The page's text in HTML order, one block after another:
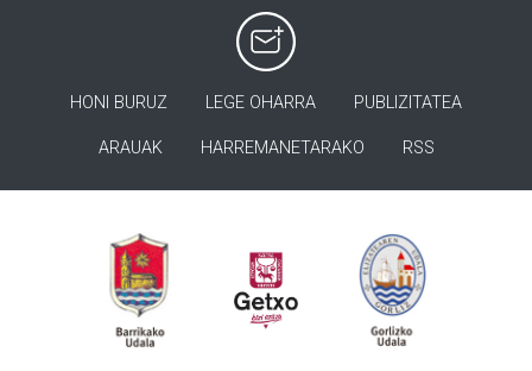
HONI BURUZ LEGE OHARRA PUBLIZITATEA
ARAUAK HARREMANETARAKO RSS